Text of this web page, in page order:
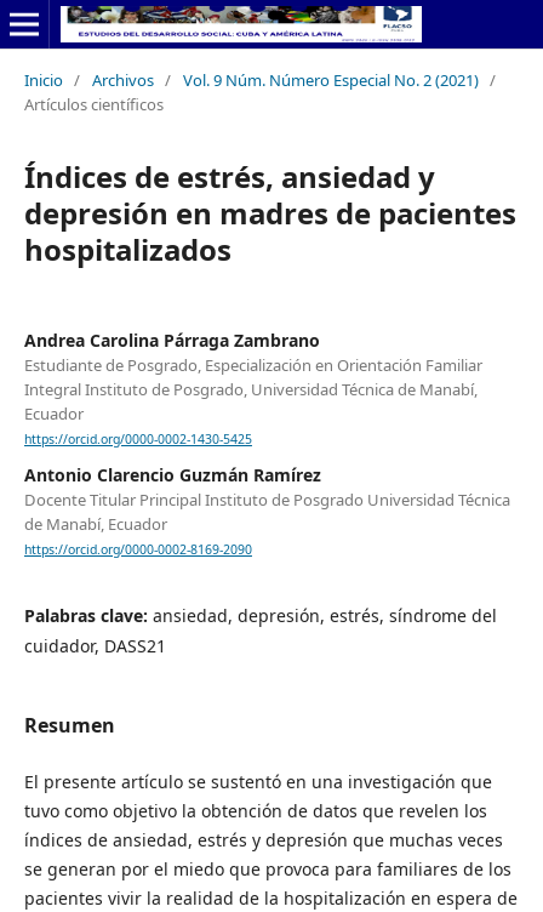
Inicio / Archivos / Vol. 9 Núm. Número Especial No. 2 (2021) /
Artículos científicos
Índices de estrés, ansiedad y
depresión en madres de pacientes
hospitalizados
Andrea Carolina Párraga Zambrano
Estudiante de Posgrado, Especialización en Orientación Familiar
Integral Instituto de Posgrado, Universidad Técnica de Manabí,
Ecuador
https://orcid.org/0000-0002-1430-5425
Antonio Clarencio Guzmán Ramírez
Docente Titular Principal Instituto de Posgrado Universidad Técnica
de Manabí, Ecuador
https://orcid.org/0000-0002-8169-2090
Palabras clave: ansiedad, depresión, estrés, síndrome del
cuidador, DASS21
Resumen
El presente artículo se sustentó en una investigación que
tuvo como objetivo la obtención de datos que revelen los
índices de ansiedad, estrés y depresión que muchas veces
se generan por el miedo que provoca para familiares de los
pacientes vivir la realidad de la hospitalización en espera de